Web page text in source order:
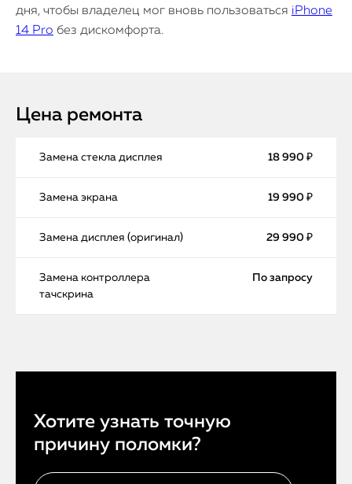
дня, чтобы владелец мог вновь пользоваться iPhone
14 Pro без дискомфорта.
Цена ремонта
Замена стекла дисплея 18 990 ₽
Замена экрана 19 990 ₽
Замена дисплея (оригинал) 29 990 ₽
Замена контроллера
тачскрина
По запросу
Хотите узнать точную
причину поломки?